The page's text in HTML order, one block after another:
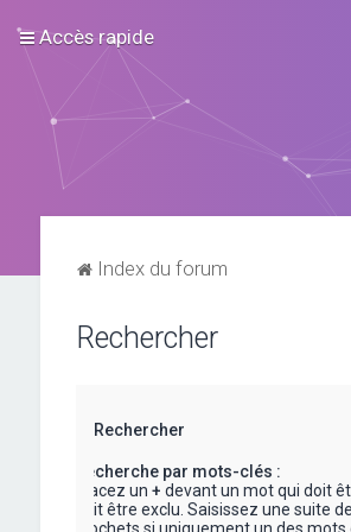
Accès rapide
Index du forum
Rechercher
Rechercher
Recherche par mots-clés :
Placez un + devant un mot qui doit
doit être exclu. Saisissez une suite